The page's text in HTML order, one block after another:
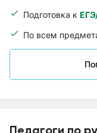
Подготовка к
По всем
Педагоги по